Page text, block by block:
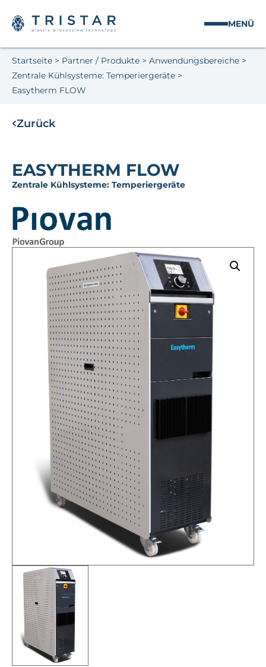
MENÜ
Startseite > Partner / Produkte > Anwendungsbereiche >
Zentrale Kühlsysteme: Temperiergeräte >
Easytherm FLOW
Zurück
EASYTHERM FLOW
Zentrale Kühlsysteme: Temperiergeräte